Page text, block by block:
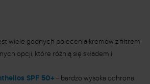
wiele godnych polecenia kremów z filtrem
opcji, które różnią się składem i
SPF 50+– bardzo wysoka ochrona